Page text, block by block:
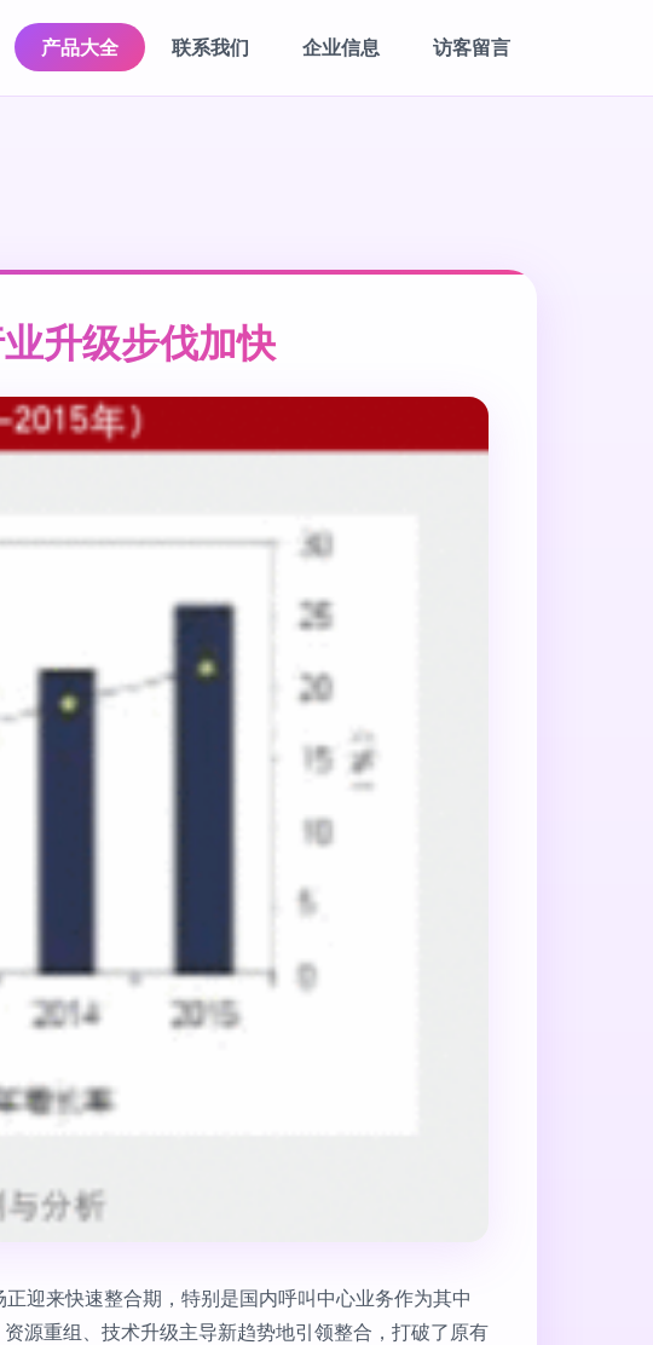
产品大全 联系我们 企业信息 访客留言
升级步伐加快
迎来快速整合期，特别是国内呼叫中心业务作为其中
源重组、技术升级主导新趋势地引领整合，打破了原有